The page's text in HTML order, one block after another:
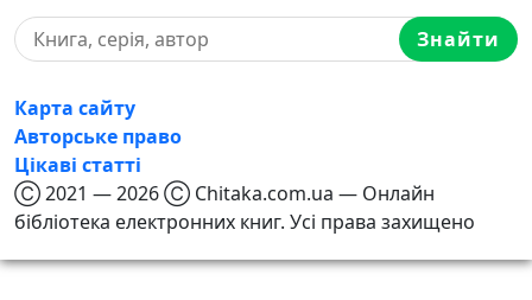
Знайти
Карта сайту
Авторське право
Цікаві статті
Ⓒ 2021 — 2026 Ⓒ Chitaka.com.ua — Онлайн
бібліотека електронних книг. Усі права захищено